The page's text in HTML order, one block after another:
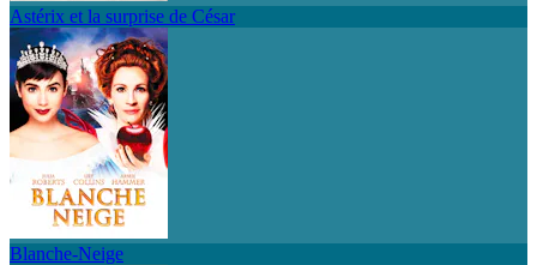
Astérix et la surprise de César
Blanche-Neige